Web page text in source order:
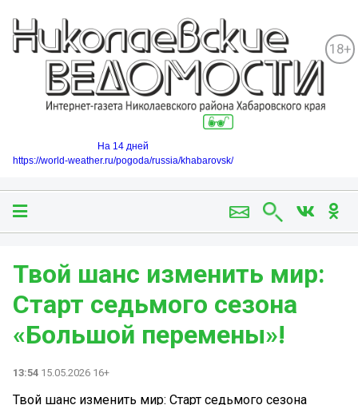
18+
На 14 дней
https://world-weather.ru/pogoda/russia/khabarovsk/
Твой шанс изменить мир:
Старт седьмого сезона
«Большой перемены»!
13:54 15.05.2026 16+
Твой шанс изменить мир: Старт седьмого сезона